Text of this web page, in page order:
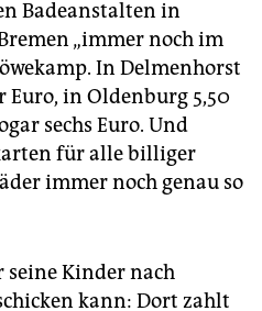
Badeanstalten in
„immer noch im
In Delmenhorst
Euro, in Oldenburg 5,50
sechs Euro. Und
für alle billiger
immer noch genau so
seine Kinder nach
kann: Dort zahlt